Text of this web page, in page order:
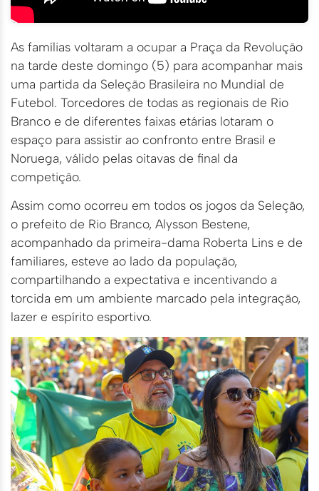
As famílias voltaram a ocupar a Praça da Revolução
na tarde deste domingo (5) para acompanhar mais
uma partida da Seleção Brasileira no Mundial de
Futebol. Torcedores de todas as regionais de Rio
Branco e de diferentes faixas etárias lotaram o
espaço para assistir ao confronto entre Brasil e
Noruega, válido pelas oitavas de final da
competição.
Assim como ocorreu em todos os jogos da Seleção,
o prefeito de Rio Branco, Alysson Bestene,
acompanhado da primeira-dama Roberta Lins e de
familiares, esteve ao lado da população,
compartilhando a expectativa e incentivando a
torcida em um ambiente marcado pela integração,
lazer e espírito esportivo.